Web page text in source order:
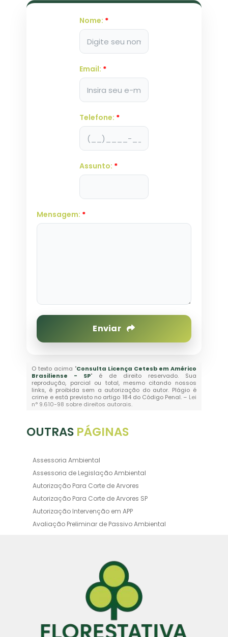
Nome: *
Email: *
Telefone: *
Assunto: *
Mensagem: *
Enviar
O texto acima "Consulta Licença Cetesb em Américo
Brasiliense - SP" é de direito reservado. Sua
reprodução, parcial ou total, mesmo citando nossos
links, é proibida sem a autorização do autor. Plágio é
crime e está previsto no artigo 184 do Código Penal. – Lei
n° 9.610-98 sobre direitos autorais.
OUTRAS PÁGINAS
Assessoria Ambiental
Assessoria de Legislação Ambiental
Autorização Para Corte de Arvores
Autorização Para Corte de Arvores SP
Autorização Intervenção em APP
Avaliação Preliminar de Passivo Ambiental
Certificado de Movimentação de Resíduos de
Certificado de Movimentação de Resíduos de
Interesse Ambiental Cadri
Consultoria Ambiental Orçamento
Consultoria Ambiental SP
Consultoria de Compensação Ambiental